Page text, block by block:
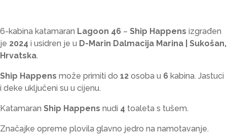
6-kabina katamaran Lagoon 46 – Ship Happens izgrađen
je 2024 i usidren je u D-Marin Dalmacija Marina | Sukošan,
Hrvatska.
Ship Happens može primiti do 12 osoba u 6 kabina. Jastuci
i deke uključeni su u cijenu.
Katamaran Ship Happens nudi 4 toaleta s tušem.
Značajke opreme plovila glavno jedro na namotavanje.